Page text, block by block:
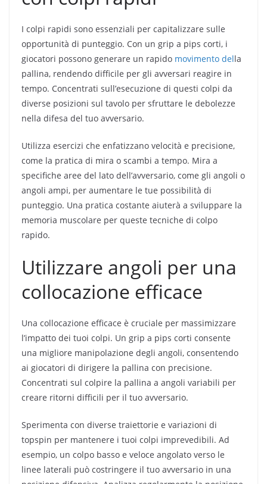
I colpi rapidi sono essenziali per capitalizzare sulle
opportunità di punteggio. Con un grip a pips corti, i
giocatori possono generare un rapido movimento della
pallina, rendendo difficile per gli avversari reagire in
tempo. Concentrati sull’esecuzione di questi colpi da
diverse posizioni sul tavolo per sfruttare le debolezze
nella difesa del tuo avversario.
Utilizza esercizi che enfatizzano velocità e precisione,
come la pratica di mira o scambi a tempo. Mira a
specifiche aree del lato dell’avversario, come gli angoli o
angoli ampi, per aumentare le tue possibilità di
punteggio. Una pratica costante aiuterà a sviluppare la
memoria muscolare per queste tecniche di colpo
rapido.
Utilizzare angoli per una
collocazione efficace
Una collocazione efficace è cruciale per massimizzare
l’impatto dei tuoi colpi. Un grip a pips corti consente
una migliore manipolazione degli angoli, consentendo
ai giocatori di dirigere la pallina con precisione.
Concentrati sul colpire la pallina a angoli variabili per
creare ritorni difficili per il tuo avversario.
Sperimenta con diverse traiettorie e variazioni di
topspin per mantenere i tuoi colpi imprevedibili. Ad
esempio, un colpo basso e veloce angolato verso le
linee laterali può costringere il tuo avversario in una